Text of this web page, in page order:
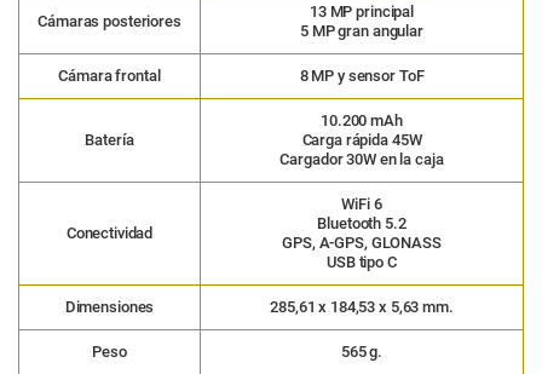
Cámaras posteriores
13 MP principal
5 MP gran angular
Cámara frontal 8 MP y sensor ToF
Batería
10.200 mAh
Carga rápida 45W
Cargador 30W en la caja
Conectividad
WiFi 6
Bluetooth 5.2
GPS, A-GPS, GLONASS
USB tipo C
Dimensiones 285,61 x 184,53 x 5,63 mm.
Peso 565 g.